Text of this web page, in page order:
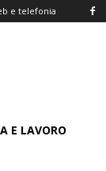
e telefonia
E LAVORO